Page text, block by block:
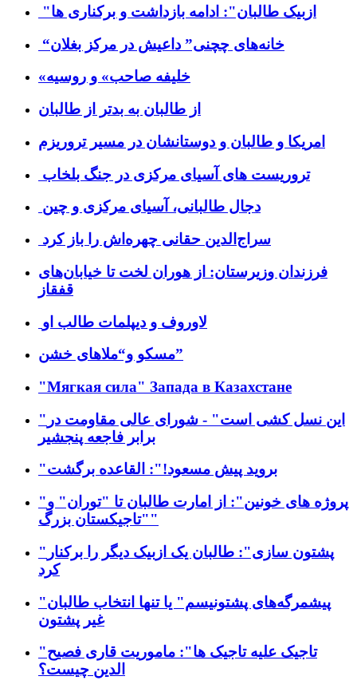
"ازبیک طالبان": ادامه‌ بازداشت و برکناری ها
“خانه‌های چچنی” داعیش در مرکز بغلان
«خلیفه صاحب» و روسیه
از طالبان به بدتر از طالبان
امریکا و طالبان و دوستانشان در مسیر تروریزم
تروریست های آسیای مرکزی در جنگ بلخاب
دجال طالبانی، آسیای مرکزی و چین
سراج‌الدین حقانی چهره‌اش را باز کرد
فرزندان وزیرستان: از هوران لخت تا خیابان‌های
قفقاز
لاوروف و دیپلمات طالب او
مسکو و“ملاهای خشن”
"Мягкая сила" Запада в Казахстане
"این نسل کشی است" - شورای عالی مقاومت در
برابر فاجعه پنجشیر
"بروید پیش مسعود!": القاعده برگشت
"پروژه های خونین": از امارت طالبان تا "توران" و
"تاجیکستان بزرگ"
"پشتون سازی": طالبان یک ازبیک دیگر را برکنار
کرد
"پیشمرگه‌های پشتونیسم" یا تنها انتخاب طالبان
غیر پشتون
"تاجیک علیه تاجیک ها": ماموریت قاری فصیح
الدین چیست؟